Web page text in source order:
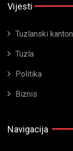
Vijesti
Tuzlanski kanton
Tuzla
Politika
Biznis
Navigacija